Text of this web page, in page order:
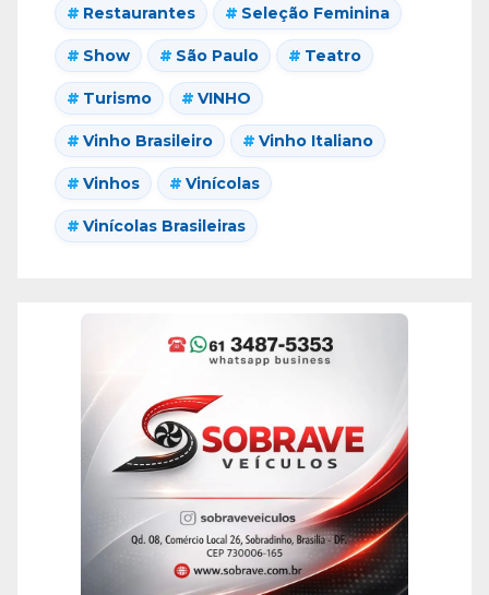
Restaurantes Seleção Feminina
Show São Paulo Teatro
Turismo VINHO
Vinho Brasileiro Vinho Italiano
Vinhos Vinícolas
Vinícolas Brasileiras